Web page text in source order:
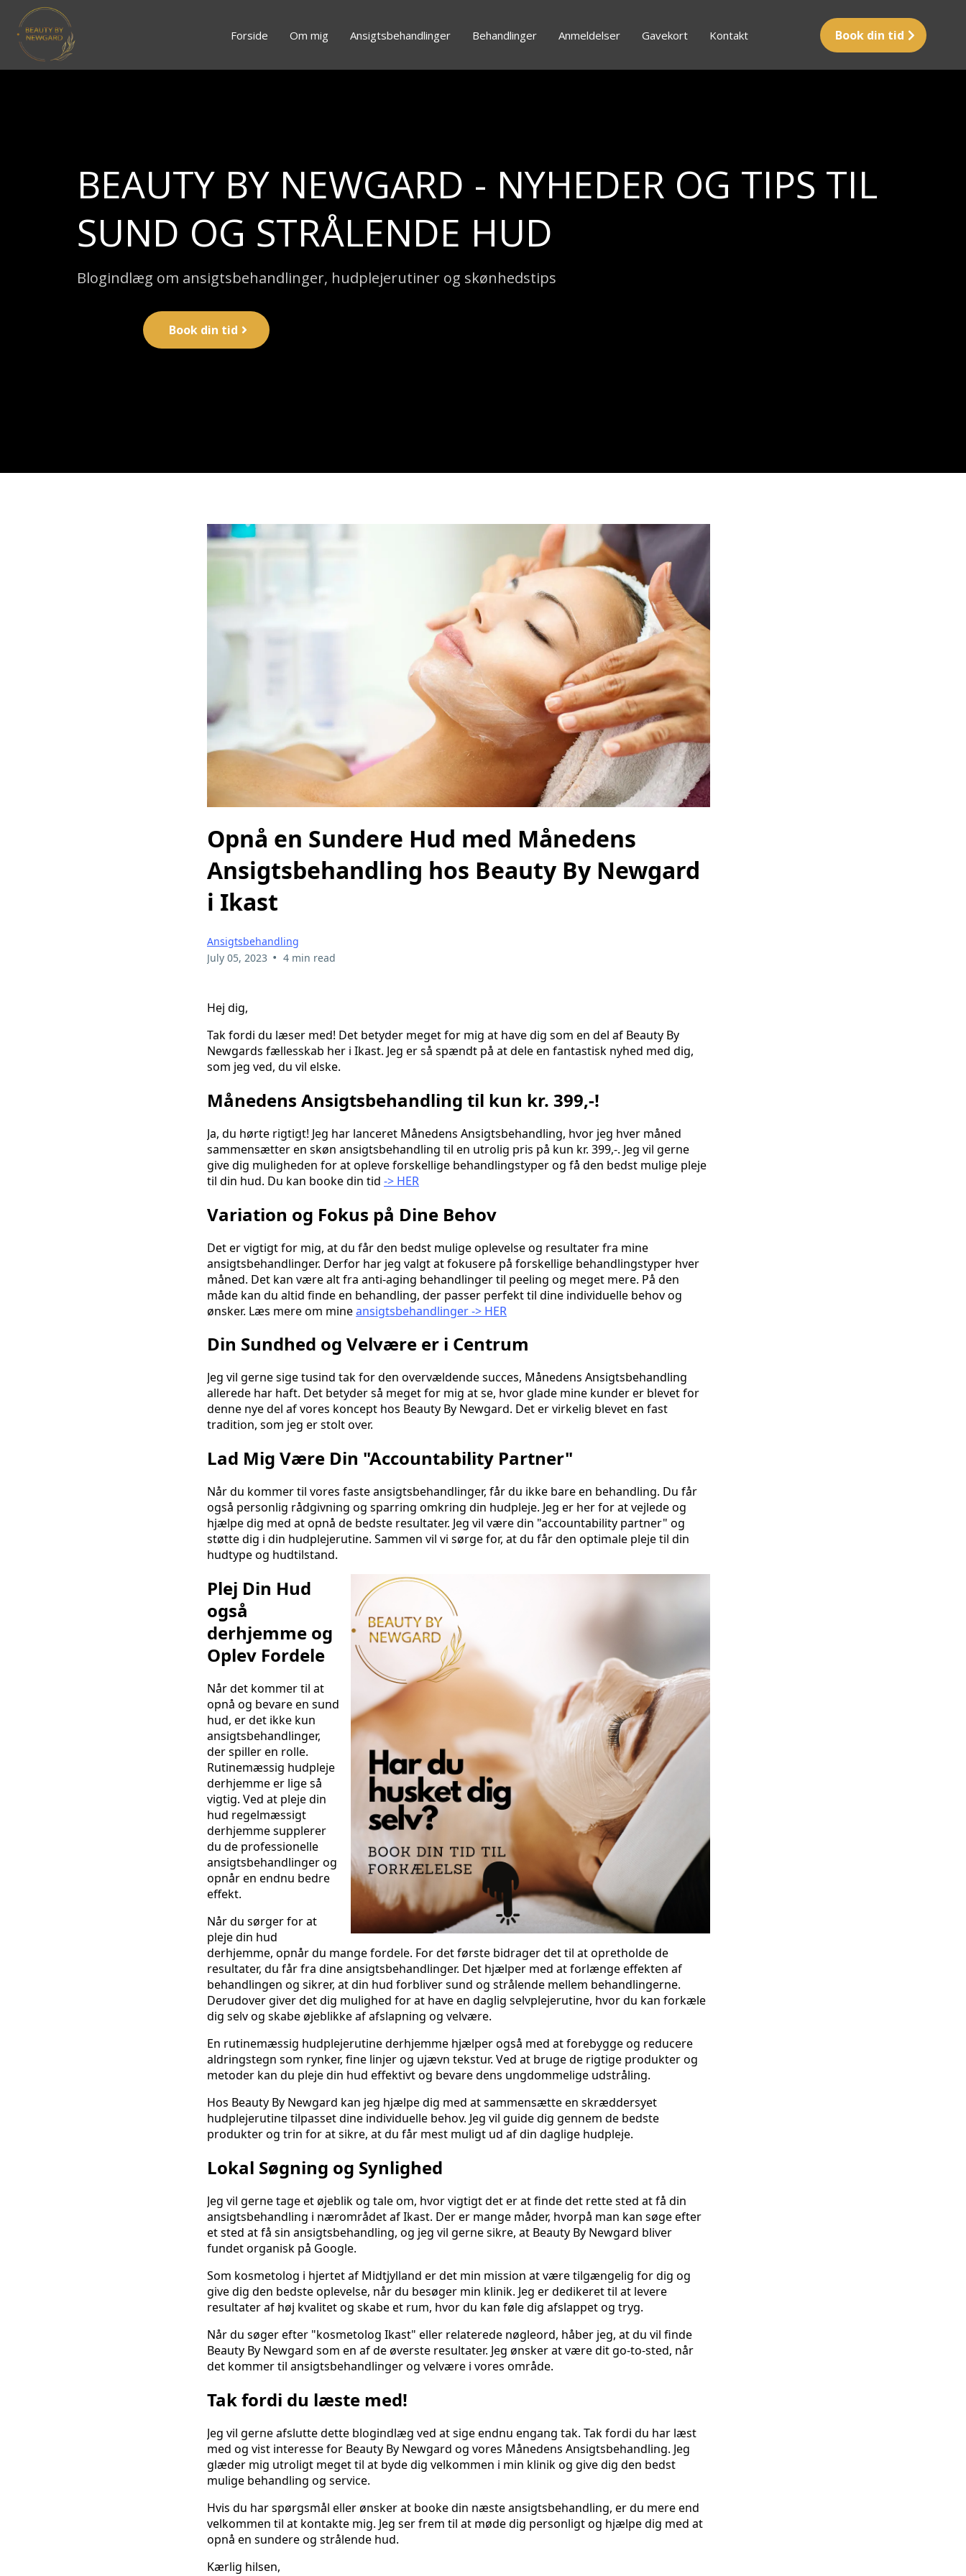
Forside Om mig Ansigtsbehandlinger Behandlinger Anmeldelser Gavekort Kontakt Book din tid
BEAUTY BY NEWGARD - NYHEDER OG TIPS TIL
SUND OG STRÅLENDE HUD
Blogindlæg om ansigtsbehandlinger, hudplejerutiner og skønhedstips
Book din tid
Opnå en Sundere Hud med Månedens
Ansigtsbehandling hos Beauty By Newgard
i Ikast
Ansigtsbehandling
July 05, 2023 • 4 min read
Hej dig,
Tak fordi du læser med! Det betyder meget for mig at have dig som en del af Beauty By
Newgards fællesskab her i Ikast. Jeg er så spændt på at dele en fantastisk nyhed med dig,
som jeg ved, du vil elske.
Månedens Ansigtsbehandling til kun kr. 399,-!
Ja, du hørte rigtigt! Jeg har lanceret Månedens Ansigtsbehandling, hvor jeg hver måned
sammensætter en skøn ansigtsbehandling til en utrolig pris på kun kr. 399,-. Jeg vil gerne
give dig muligheden for at opleve forskellige behandlingstyper og få den bedst mulige pleje
til din hud. Du kan booke din tid -> HER
Variation og Fokus på Dine Behov
Det er vigtigt for mig, at du får den bedst mulige oplevelse og resultater fra mine
ansigtsbehandlinger. Derfor har jeg valgt at fokusere på forskellige behandlingstyper hver
måned. Det kan være alt fra anti-aging behandlinger til peeling og meget mere. På den
måde kan du altid finde en behandling, der passer perfekt til dine individuelle behov og
ønsker. Læs mere om mineansigtsbehandlinger -> HER
Din Sundhed og Velvære er i Centrum
Jeg vil gerne sige tusind tak for den overvældende succes, Månedens Ansigtsbehandling
allerede har haft. Det betyder så meget for mig at se, hvor glade mine kunder er blevet for
denne nye del af vores koncept hos Beauty By Newgard. Det er virkelig blevet en fast
tradition, som jeg er stolt over.
Lad Mig Være Din "Accountability Partner"
Når du kommer til vores faste ansigtsbehandlinger, får du ikke bare en behandling. Du får
også personlig rådgivning og sparring omkring din hudpleje. Jeg er her for at vejlede og
hjælpe dig med at opnå de bedste resultater. Jeg vil være din "accountability partner" og
støtte dig i din hudplejerutine. Sammen vil vi sørge for, at du får den optimale pleje til din
hudtype og hudtilstand.
Plej Din Hud
også
derhjemme og
Oplev Fordele
Når det kommer til at
opnå og bevare en sund
hud, er det ikke kun
ansigtsbehandlinger,
der spiller en rolle.
Rutinemæssig hudpleje
derhjemme er lige så
vigtig. Ved at pleje din
hud regelmæssigt
derhjemme supplerer
du de professionelle
ansigtsbehandlinger og
opnår en endnu bedre
effekt.
Når du sørger for at
pleje din hud
derhjemme, opnår du mange fordele. For det første bidrager det til at opretholde de
resultater, du får fra dine ansigtsbehandlinger. Det hjælper med at forlænge effekten af
behandlingen og sikrer, at din hud forbliver sund og strålende mellem behandlingerne.
Derudover giver det dig mulighed for at have en daglig selvplejerutine, hvor du kan forkæle
dig selv og skabe øjeblikke af afslapning og velvære.
En rutinemæssig hudplejerutine derhjemme hjælper også med at forebygge og reducere
aldringstegn som rynker, fine linjer og ujævn tekstur. Ved at bruge de rigtige produkter og
metoder kan du pleje din hud effektivt og bevare dens ungdommelige udstråling.
Hos Beauty By Newgard kan jeg hjælpe dig med at sammensætte en skræddersyet
hudplejerutine tilpasset dine individuelle behov. Jeg vil guide dig gennem de bedste
produkter og trin for at sikre, at du får mest muligt ud af din daglige hudpleje.
Lokal Søgning og Synlighed
Jeg vil gerne tage et øjeblik og tale om, hvor vigtigt det er at finde det rette sted at få din
ansigtsbehandling i nærområdet af Ikast. Der er mange måder, hvorpå man kan søge efter
et sted at få sin ansigtsbehandling, og jeg vil gerne sikre, at Beauty By Newgard bliver
fundet organisk på Google.
Som kosmetolog i hjertet af Midtjylland er det min mission at være tilgængelig for dig og
give dig den bedste oplevelse, når du besøger min klinik. Jeg er dedikeret til at levere
resultater af høj kvalitet og skabe et rum, hvor du kan føle dig afslappet og tryg.
Når du søger efter "kosmetolog Ikast" eller relaterede nøgleord, håber jeg, at du vil finde
Beauty By Newgard som en af de øverste resultater. Jeg ønsker at være dit go-to-sted, når
det kommer til ansigtsbehandlinger og velvære i vores område.
Tak fordi du læste med!
Jeg vil gerne afslutte dette blogindlæg ved at sige endnu engang tak. Tak fordi du har læst
med og vist interesse for Beauty By Newgard og vores Månedens Ansigtsbehandling. Jeg
glæder mig utroligt meget til at byde dig velkommen i min klinik og give dig den bedst
mulige behandling og service.
Hvis du har spørgsmål eller ønsker at booke din næste ansigtsbehandling, er du mere end
velkommen til at kontakte mig. Jeg ser frem til at møde dig personligt og hjælpe dig med at
opnå en sundere og strålende hud.
Kærlig hilsen,